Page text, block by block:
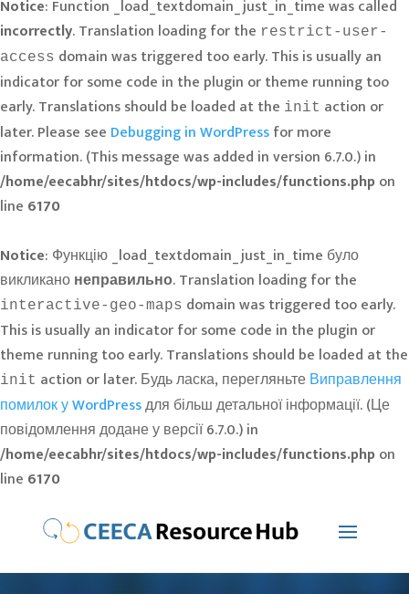
Notice: Function _load_textdomain_just_in_time was called
incorrectly. Translation loading for the restrict-user-
access domain was triggered too early. This is usually an
indicator for some code in the plugin or theme running too
early. Translations should be loaded at the init action or
later. Please see Debugging in WordPressfor more
information. (This message was added in version 6.7.0.) in
/home/eecabhr/sites/htdocs/wp-includes/functions.php on
line 6170
Notice: Функцію _load_textdomain_just_in_time було
викликанонеправильно. Translation loading for the
interactive-geo-maps domain was triggered too early.
This is usually an indicator for some code in the plugin or
theme running too early. Translations should be loaded at the
init action or later. Будь ласка, перегляньтеВиправлення
помилок у WordPressдля більш детальної інформації. (Це
повідомлення додане у версії 6.7.0.) in
/home/eecabhr/sites/htdocs/wp-includes/functions.php on
line 6170